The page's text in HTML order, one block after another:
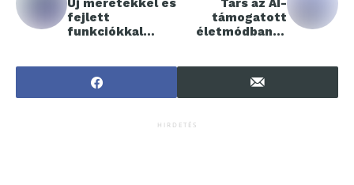
Új méretekkel és
fejlett
funkciókkal
RGB kínálata
2026-ra
Társ az AI-
támogatott
életmódban: a
ökoszisztémáján
ak előnyeit a CES
2026-on
HIRDETÉS